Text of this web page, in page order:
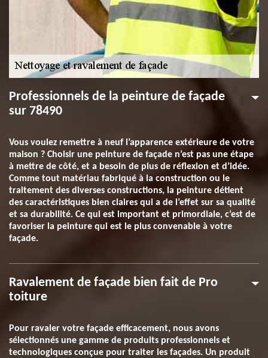
Professionnels de la peinture de façade
sur 78490
Vous voulez remettre à neuf l’apparence extérieure de votre
maison ? Choisir une peinture de façade n’est pas une étape
à mettre de côté, et a besoin de plus de réflexion et d’idée.
Comme tout matériau fabriqué à la construction ou le
traitement des diverses constructions, la peinture détient
des caractéristiques bien claires qui a de l’effet sur sa qualité
et sa durabilité. Ce qui est important et primordiale, c’est de
favoriser la peinture qui est le plus convenable à votre
façade.
Ravalement de façade bien fait de Pro
toiture
Pour ravaler votre façade efficacement, nous avons
sélectionnés une gamme de produits professionnels et
technologiques conçue pour traiter les façades. Un produit